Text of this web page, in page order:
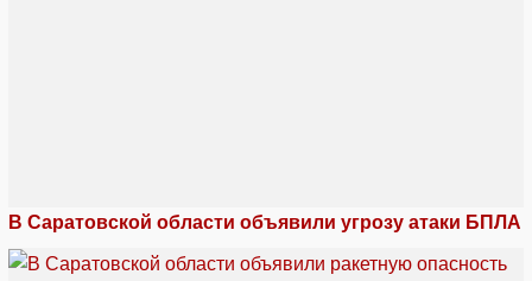
В Саратовской области объявили угрозу атаки БПЛА